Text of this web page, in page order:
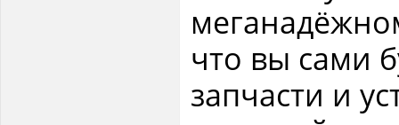
что вы сами
запчасти и